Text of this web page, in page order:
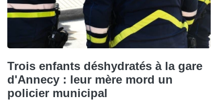
Trois enfants déshydratés à la gare
d'Annecy : leur mère mord un
policier municipal